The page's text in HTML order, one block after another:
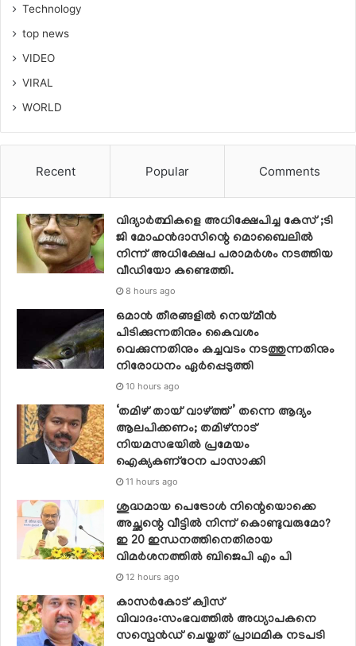
Technology
top news
VIDEO
VIRAL
WORLD
Recent Popular Comments
വിദ്യാര്‍ത്ഥികളെ അധിക്ഷേപിച്ച കേസ് ;ടി
ജി മോഹന്‍ദാസിന്റെ മൊബൈലില്‍
നിന്ന് അധിക്ഷേപ പരാമര്‍ശം നടത്തിയ
വീഡിയോ കണ്ടെത്തി.
8 hours ago
ഒമാന്‍ തീരങ്ങളില്‍ നെയ്മീന്‍
പിടിക്കുന്നതിനും കൈവശം
വെക്കുന്നതിനും കച്ചവടം നടത്തുന്നതിനും
നിരോധനം ഏര്‍പ്പെടുത്തി
10 hours ago
‘തമിഴ് തായ് വാഴ്ത്ത്’ തന്നെ ആദ്യം
ആലപിക്കണം; തമിഴ്നാട്
നിയമസഭയില്‍ പ്രമേയം
ഐക്യകണ്‌ഠേന പാസാക്കി
11 hours ago
ശുദ്ധമായ പെട്രോള്‍ നിന്റെയൊക്കെ
അച്ഛന്റെ വീട്ടില്‍ നിന്ന് കൊണ്ടുവരുമോ?
ഇ 20 ഇന്ധനത്തിനെതിരായ
വിമര്‍ശനത്തില്‍ ബിജെപി എം പി
12 hours ago
കാസർകോട് ക്വിസ്
വിവാദം:സംഭവത്തിൽ അധ്യാപകനെ
സസ്പെൻഡ് ചെയ്തത് പ്രാഥമിക നടപടി